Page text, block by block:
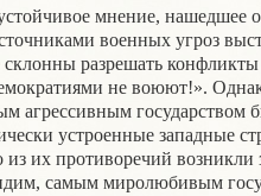
мнение, нашедшее
военных угроз
склонны разрешать
не воюют!».
агрессивным государством
устроенные западные
их противоречий
самым миролюбивым